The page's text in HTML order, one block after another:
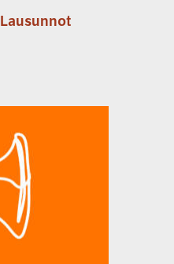
Lausunnot